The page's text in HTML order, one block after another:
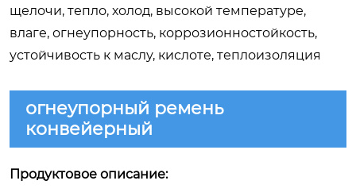
щелочи, тепло, холод, высокой температуре,
влаге, огнеупорность, коррозионностойкость,
устойчивость к маслу, кислоте, теплоизоляция
огнеупорный ремень
конвейерный
Продуктовое описание: